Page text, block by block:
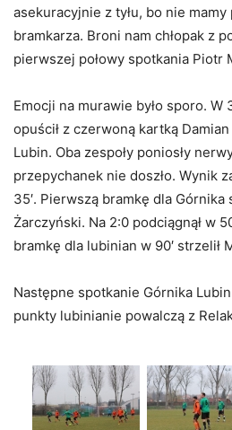
asekuracyjnie z tyłu, bo nie
bramkarza. Broni nam chłopak z
pierwszej połowy spotkania Piotr
Emocji na murawie było sporo. W
opuścił z czerwoną kartką
Lubin. Oba zespoły poniosły
przepychanek nie doszło. Wynik
35′. Pierwszą bramkę dla Górnika
Żarczyński. Na 2:0 podciągnął w
bramkę dla lubinian w 90′ strzelił
Następne spotkanie Górnika
punkty lubinianie powalczą z